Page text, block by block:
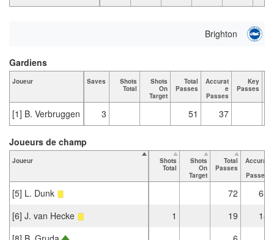
Brighton
Joueur Saves
Shots
Total
Shots
On
Target
Total
Passes
Accurat
e
Passes
Key
Passes
[1] B. Verbruggen 3 51 37
Gardiens
Joueur
Shots
Total
Shots
On
Target
Total
Passes
Accurat
Passes
[5] L. Dunk 72
63
[6] J. van Hecke
1 19
14
Joueurs de champ